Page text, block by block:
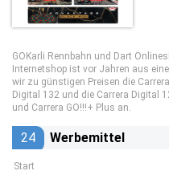
GOKarli Rennbahn und Dart
Internetshop ist vor Jahren aus
wir zu günstigen Preisen die
Digital 132 und die Carrera Digital
und Carrera GO!!!+ Plus an.
24 Werbemittel
Start